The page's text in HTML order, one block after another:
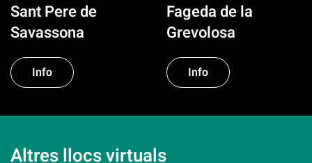
Sant Pere de
Savassona
Info
Fageda de la
Grevolosa
Info
Altres llocs virtuals